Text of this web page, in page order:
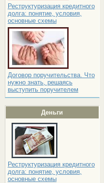
Реструктуризация кредитного
долга: понятие, условия,
основные схемы
Договор поручительства. Что
нужно знать, решаясь
выступить поручителем
Деньги
Реструктуризация кредитного
долга: понятие, условия,
основные схемы